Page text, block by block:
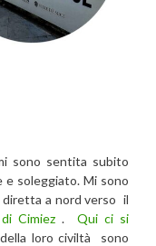
sono sentita subito
soleggiato. Mi sono
a nord verso il
Cimiez .
Qui ci si
loro civiltà sono